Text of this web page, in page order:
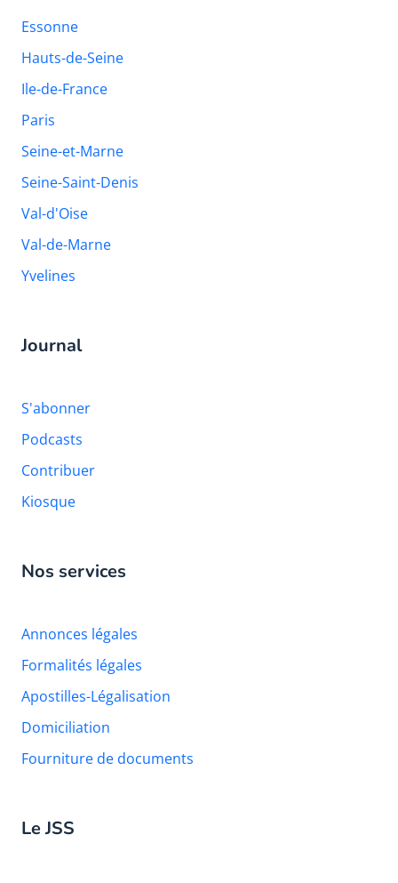
Essonne
Hauts-de-Seine
Ile-de-France
Paris
Seine-et-Marne
Seine-Saint-Denis
Val-d'Oise
Val-de-Marne
Yvelines
Journal
S'abonner
Podcasts
Contribuer
Kiosque
Nos services
Annonces légales
Formalités légales
Apostilles-Légalisation
Domiciliation
Fourniture de documents
Le JSS